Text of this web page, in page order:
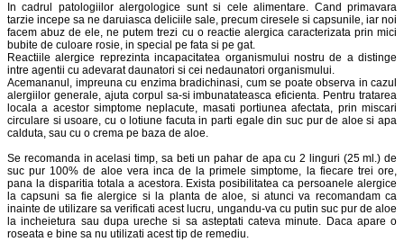
In cadrul patologiilor alergologice sunt si cele alimentare. Cand primavara
tarzie incepe sa ne daruiasca deliciile sale, precum ciresele si capsunile, iar noi
facem abuz de ele, ne putem trezi cu o reactie alergica caracterizata prin mici
bubite de culoare rosie, in special pe fata si pe gat.
Reactiile alergice reprezinta incapacitatea organismului nostru de a distinge
intre agentii cu adevarat daunatori si cei nedaunatori organismului.
Acemananul, impreuna cu enzima bradichinasi, cum se poate observa in cazul
alergiilor generale, ajuta corpul sa-si imbunatateasca eficienta. Pentru tratarea
locala a acestor simptome neplacute, masati portiunea afectata, prin miscari
circulare si usoare, cu o lotiune facuta in parti egale din suc pur de aloe si apa
calduta, sau cu o crema pe baza de aloe.
Se recomanda in acelasi timp, sa beti un pahar de apa cu 2 linguri (25 ml.) de
suc pur 100% de aloe vera inca de la primele simptome, la fiecare trei ore,
pana la disparitia totala a acestora. Exista posibilitatea ca persoanele alergice
la capsuni sa fie alergice si la planta de aloe, si atunci va recomandam ca
inainte de utilizare sa verificati acest lucru, ungandu-va cu putin suc pur de aloe
la incheietura sau dupa ureche si sa asteptati cateva minute. Daca apare o
roseata e bine sa nu utilizati acest tip de remediu.